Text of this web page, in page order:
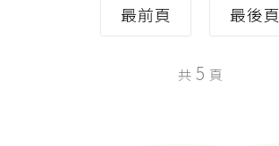
最前頁 最後頁
共 5 頁